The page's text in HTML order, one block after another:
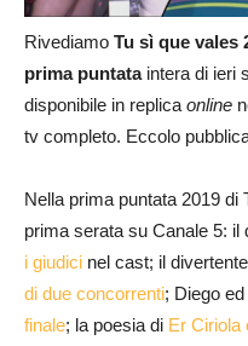
Rivediamo Tu sì que vales
prima puntataintera di ieri
disponibile in replicaonline
tv completo. Eccolo
Nella prima puntata 2019
prima serata su Canale 5: il
i giudici nel cast; il divertente
di due concorrenti; Diego
finale; la poesia di Er Ciriola